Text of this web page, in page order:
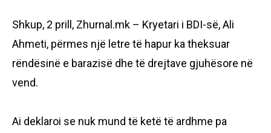
Shkup, 2 prill, Zhurnal.mk – Kryetari i BDI-së, Ali
Ahmeti, përmes një letre të hapur ka theksuar
rëndësinë e barazisë dhe të drejtave gjuhësore në
vend.
Ai deklaroi se nuk mund të ketë të ardhme pa